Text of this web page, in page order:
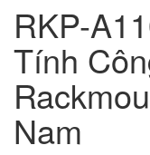
RKP-
Tính
Nam